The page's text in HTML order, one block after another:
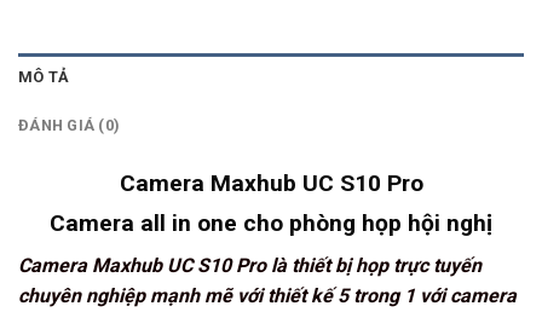
MÔ TẢ
ĐÁNH GIÁ (0)
Camera Maxhub UC S10 Pro
Camera all in one cho phòng họp hội nghị
Camera Maxhub UC S10 Pro là thiết bị họp trực tuyến
chuyên nghiệp mạnh mẽ với thiết kế 5 trong 1 với camera